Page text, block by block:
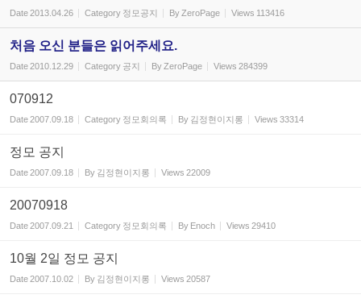
Date2013.04.26 Category 정모공지 By ZeroPage Views 113416
처음 오신 분들은 읽어주세요.
Date2010.12.29 Category 공지 By ZeroPage Views 284399
070912
Date2007.09.18 Category 정모회의록 By 김정현이지롱 Views 33314
정모 공지
Date2007.09.18 By 김정현이지롱 Views 22009
20070918
Date2007.09.21 Category 정모회의록 By Enoch Views 29410
10월 2일 정모 공지
Date2007.10.02 By 김정현이지롱 Views 20587